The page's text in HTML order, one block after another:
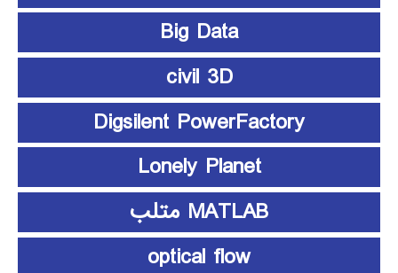
Big Data
civil 3D
Digsilent PowerFactory
Lonely Planet
MATLAB متلب
optical flow